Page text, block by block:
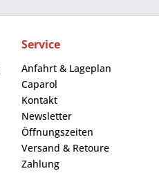
Service
Anfahrt & Lageplan
Caparol
Kontakt
Newsletter
Öffnungszeiten
Versand & Retoure
Zahlung